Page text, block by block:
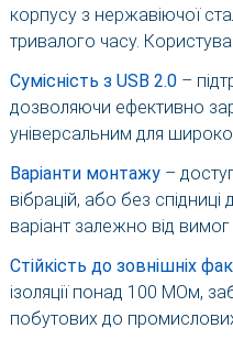
корпусу з нержавіючої
тривалого часу.
Сумісність з USB 2.0 –
дозволяючи ефективно
універсальним для
Варіанти монтажу –
вібрацій, або без
варіант залежно від вимог
Стійкість до зовнішніх
ізоляції понад 100 МОм,
побутових до